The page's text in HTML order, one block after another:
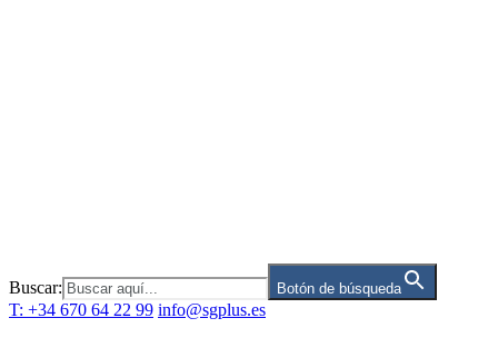
Buscar: Botón de búsqueda
T: +34 670 64 22 99 info@sgplus.es